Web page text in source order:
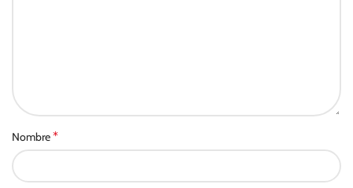
Nombre*